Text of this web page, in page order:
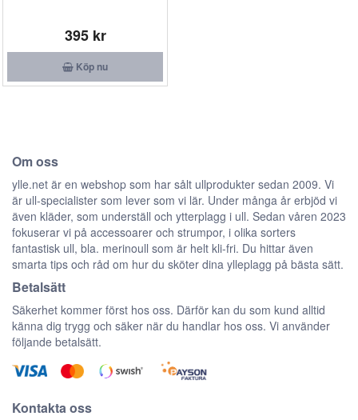
395 kr
Köp nu
Om oss
ylle.net är en webshop som har sålt ullprodukter sedan 2009. Vi
är ull-specialister som lever som vi lär. Under många år erbjöd vi
även kläder, som underställ och ytterplagg i ull. Sedan våren 2023
fokuserar vi på accessoarer och strumpor, i olika sorters
fantastisk ull, bla. merinoull som är helt kli-fri. Du hittar även
smarta tips och råd om hur du sköter dina ylleplagg på bästa sätt.
Betalsätt
Säkerhet kommer först hos oss. Därför kan du som kund alltid
känna dig trygg och säker när du handlar hos oss. Vi använder
följande betalsätt.
Kontakta oss